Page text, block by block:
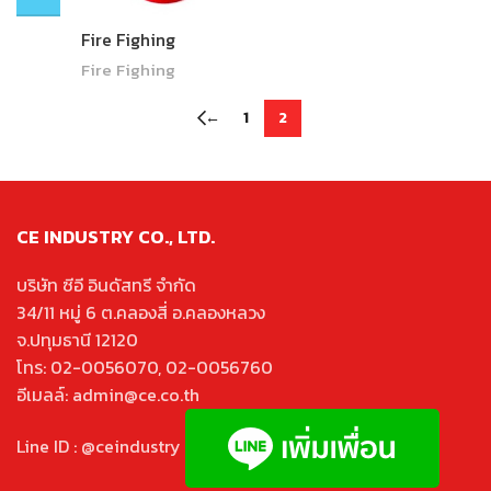
Fire Fighing
Fire Fighing
← 1 2
CE INDUSTRY CO., LTD.
บริษัท ซีอี อินดัสทรี จำกัด
34/11 หมู่ 6 ต.คลองสี่ อ.คลองหลวง
จ.ปทุมธานี 12120
โทร: 02-0056070, 02-0056760
อีเมลล์: admin@ce.co.th
Line ID : @ceindustry